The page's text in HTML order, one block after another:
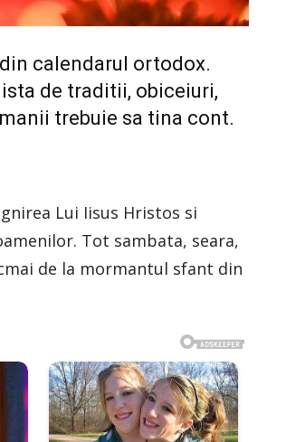
calendarul ortodox.
de traditii, obiceiuri,
trebuie sa tina cont.
Lui Iisus Hristos si
Tot sambata, seara,
de la mormantul sfant din